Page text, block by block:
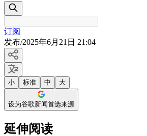
订阅
发布/2025年6月21日 21:04
小 标准 中 大
设为谷歌新闻首选来源
延伸阅读